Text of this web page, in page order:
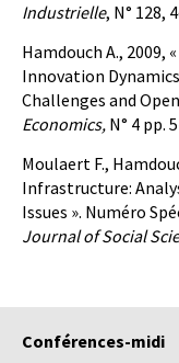
Industrielle, N° 128,
Hamdouch A., 2009,
Innovation
Challenges and
Economics, N° 4 pp.
Moulaert F.,
Infrastructure:
Issues ». Numéro
Journal of Social
Conférences-midi